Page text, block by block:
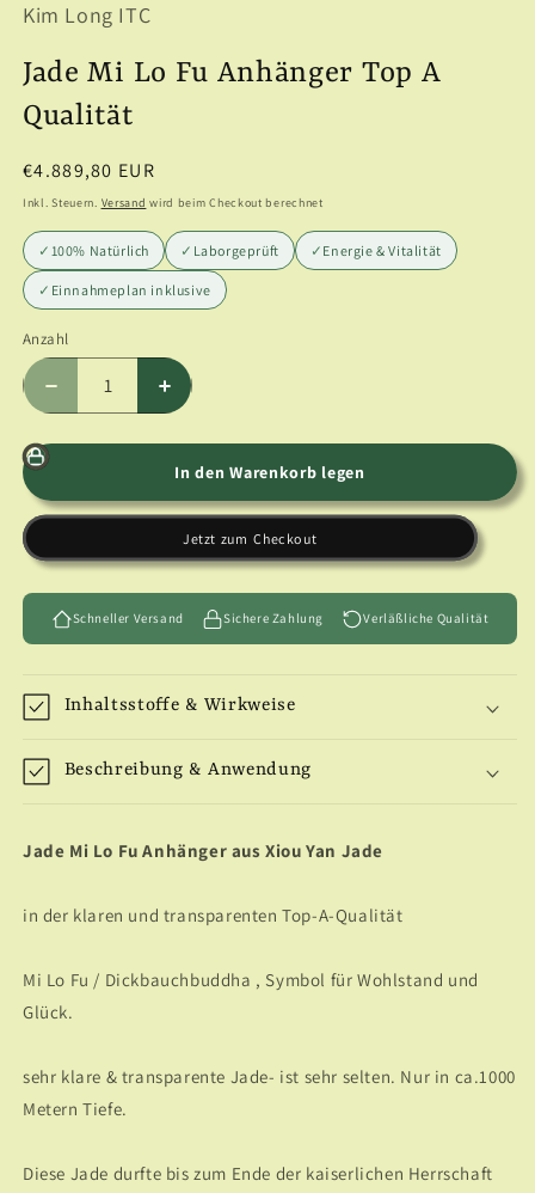
Modal
Kim Long ITC
Jade Mi Lo Fu Anhänger Top A
Qualität
Normaler
Preis
€4.889,80 EUR
Inkl. Steuern. Versand wird beim Checkout berechnet
✓ 100% Natürlich ✓ Laborgeprüft ✓ Energie & Vitalität
✓ Einnahmeplan inklusive
Anzahl
Anzahl
Verringere
die
Menge
Jade
Mi
Fu
Anhänger
Top
A
Erhöhe
die
Menge
für
Jade
Mi
Lo
Fu
Anhänger
Top
A
In den Warenkorb legen
Jetzt zum Checkout
Schneller Versand Sichere Zahlung Verläßliche Qualität
Inhaltsstoffe & Wirkweise
Beschreibung & Anwendung
Jade Mi Lo Fu Anhänger aus Xiou Yan Jade
in der klaren und transparenten Top-A-Qualität
Mi Lo Fu / Dickbauchbuddha , Symbol für Wohlstand und
Glück.
sehr klare & transparente Jade- ist sehr selten. Nur in ca.1000
Metern Tiefe.
Diese Jade durfte bis zum Ende der kaiserlichen Herrschaft